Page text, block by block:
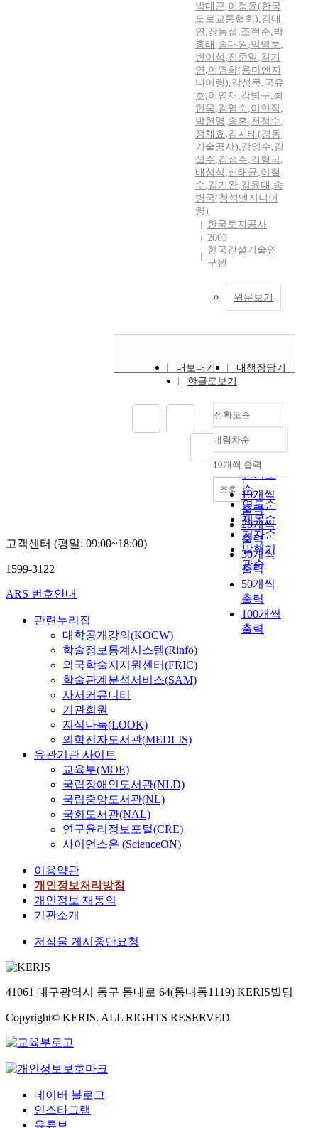
박대근,이정윤(한국
도로교통협회),김태
연 ,장동섭 ,조현준,박
홍래 ,송대원 ,엄영호,
변이석 ,진준일 ,김기
연 ,이명화(용마엔지
니어링),강성묵,국유
호,이영재 ,강병구,최
현욱,김영수,이현직 ,
박헌영 ,송훈,천정수,
정채효 ,김지태(경동
기술공사),강영수,김
설주,김성주,김형국,
배성식 ,신태균,이철
수,김기완,김윤대 ,송
병국(청석엔지니어
링)
한국토지공사
2003
한국건설기술연
구원
원문보기
내보내기
내책장담기
한글로보기
정확도순
정확도
순
인기도
순
연도순
제목순
저자순
발행기
관순
내림차순
내림차순
10개씩 출력
10개씩
출력
20개씩
출력
30개씩
출력
50개씩
출력
100개씩
출력
조회
고객센터 (평일: 09:00~18:00)
1599-3122
ARS 번호안내
관련누리집
대학공개강의(KOCW)
학술정보통계시스템(Rinfo)
외국학술지지원센터(FRIC)
학술관계분석서비스(SAM)
사서커뮤니티
기관회원
지식나눔(LOOK)
의학전자도서관(MEDLIS)
유관기관 사이트
교육부(MOE)
국립장애인도서관(NLD)
국립중앙도서관(NL)
국회도서관(NAL)
연구윤리정보포털(CRE)
사이언스온 (ScienceON)
이용약관
개인정보처리방침
개인정보 재동의
기관소개
저작물 게시중단요청
41061 대구광역시 동구 동내로 64(동내동1119) KERIS빌딩
Copyright© KERIS. ALL RIGHTS RESERVED
네이버 블로그
인스타그램
유튜브